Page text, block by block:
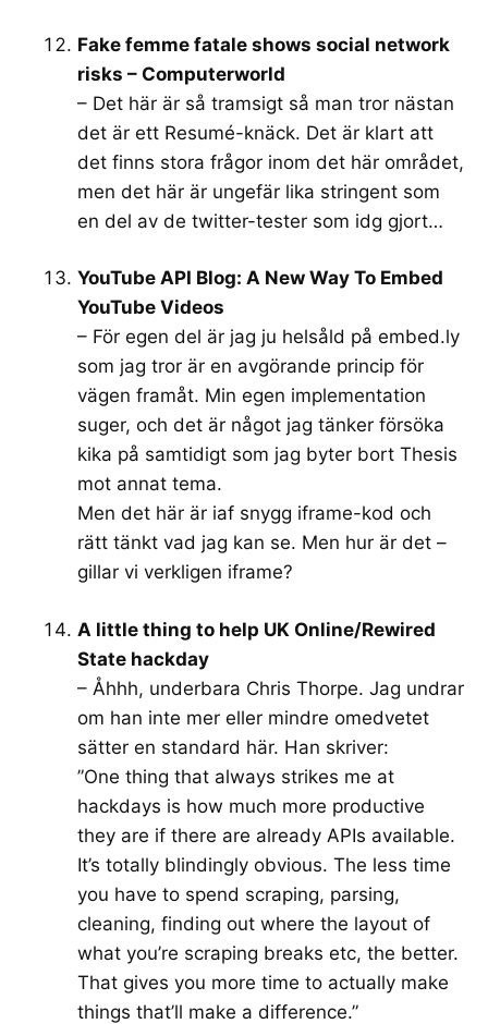
Fake femme fatale shows social network
risks – Computerworld
– Det här är så tramsigt så man tror nästan
det är ett Resumé-knäck. Det är klart att
det finns stora frågor inom det här området,
men det här är ungefär lika stringent som
en del av de twitter-tester som idg gjort…
YouTube API Blog: A New Way To Embed
YouTube Videos
– För egen del är jag ju helsåld på embed.ly
som jag tror är en avgörande princip för
vägen framåt. Min egen implementation
suger, och det är något jag tänker försöka
kika på samtidigt som jag byter bort Thesis
mot annat tema.
Men det här är iaf snygg iframe-kod och
rätt tänkt vad jag kan se. Men hur är det –
gillar vi verkligen iframe?
A little thing to help UK Online/Rewired
State hackday
– Åhhh, underbara Chris Thorpe. Jag undrar
om han inte mer eller mindre omedvetet
sätter en standard här. Han skriver:
”One thing that always strikes me at
hackdays is how much more productive
they are if there are already APIs available.
It’s totally blindingly obvious. The less time
you have to spend scraping, parsing,
cleaning, finding out where the layout of
what you’re scraping breaks etc, the better.
That gives you more time to actually make
things that’ll make a difference.”